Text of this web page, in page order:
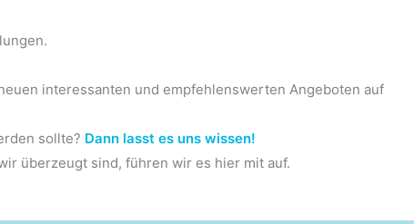
interessanten und empfehlenswerten Angeboten auf
sollte? Dann lasst es uns wissen!
überzeugt sind, führen wir es hier mit auf.